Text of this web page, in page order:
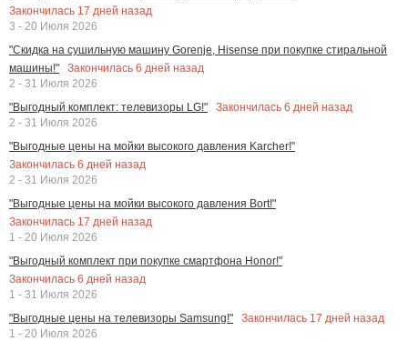
Закончилась 17 дней назад
3 - 20 Июля 2026
"Скидка на сушильную машину Gorenje, Hisense при покупке стиральной
машины!"
Закончилась 6 дней назад
2 - 31 Июля 2026
"Выгодный комплект: телевизоры LG!"
Закончилась 6 дней назад
2 - 31 Июля 2026
"Выгодные цены на мойки высокого давления Karcher!"
Закончилась 6 дней назад
2 - 31 Июля 2026
"Выгодные цены на мойки высокого давления Bort!"
Закончилась 17 дней назад
1 - 20 Июля 2026
"Выгодный комплект при покупке смартфона Honor!"
Закончилась 6 дней назад
1 - 31 Июля 2026
"Выгодные цены на телевизоры Samsung!"
Закончилась 17 дней назад
1 - 20 Июля 2026